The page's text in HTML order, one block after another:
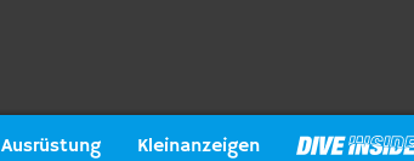
Ausrüstung Kleinanzeigen